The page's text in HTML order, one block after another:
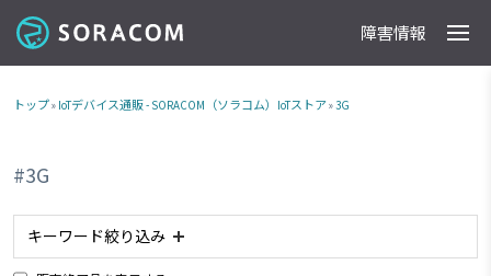
製品
事例
料金
ドキュメント
導入支援
IoTストア
最新情報 障害情報
トップ» IoTデバイス通販 - SORACOM（ソラコム）IoTストア»3G
#3G
キーワード絞り込み